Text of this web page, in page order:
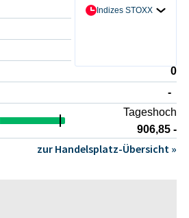
Indizes STOXX- / -
0
-
Tageshoch
906,85 -
zur Handelsplatz-Übersicht »